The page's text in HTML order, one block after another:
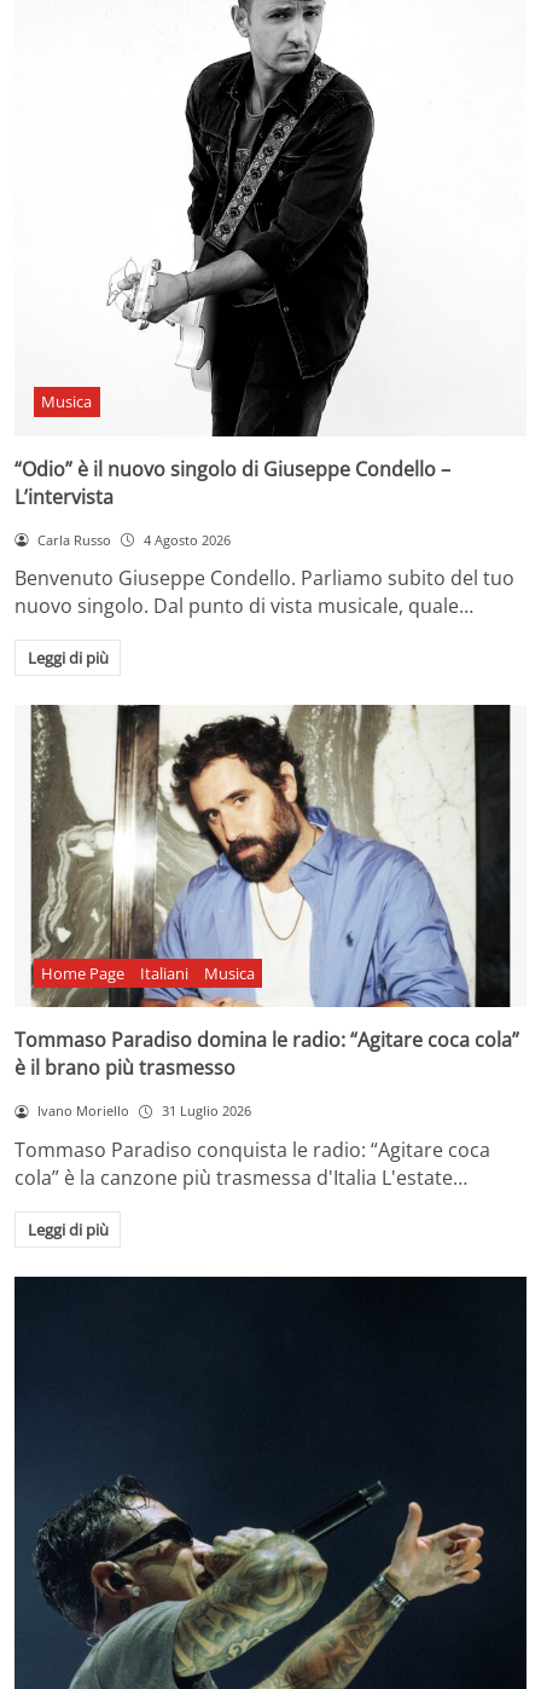
Musica
“Odio” è il nuovo singolo di Giuseppe Condello –
L’intervista
Carla Russo 4 Agosto 2026
Benvenuto Giuseppe Condello. Parliamo subito del tuo
nuovo singolo. Dal punto di vista musicale, quale…
Leggi di più
Home Page Italiani Musica
Tommaso Paradiso domina le radio: “Agitare coca cola”
è il brano più trasmesso
Ivano Moriello 31 Luglio 2026
Tommaso Paradiso conquista le radio: “Agitare coca
cola” è la canzone più trasmessa d'Italia L'estate…
Leggi di più